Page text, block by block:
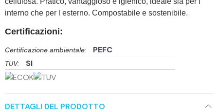
interno che per l esterno. Compostabile e sostenibile.
Certificazioni:
Certificazione ambientale: PEFC
TUV: SI
DETTAGLI DEL PRODOTTO